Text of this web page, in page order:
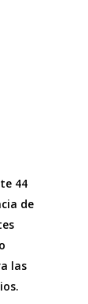
44
de
las